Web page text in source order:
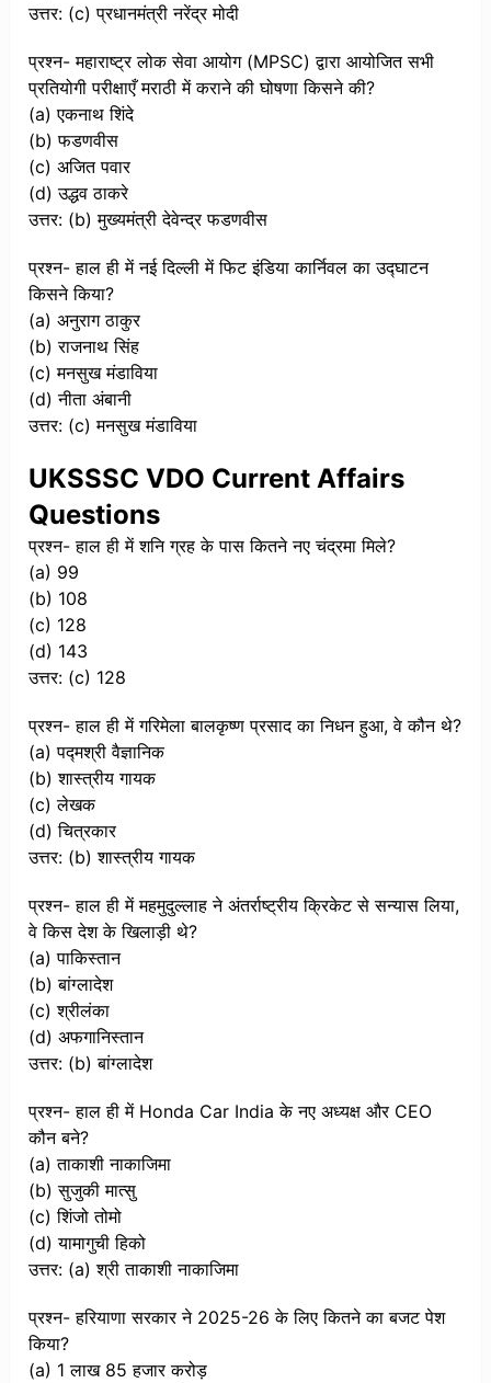
उत्तर: (c) प्रधानमंत्री नरेंद्र मोदी
प्रश्न- महाराष्ट्र लोक सेवा आयोग (MPSC) द्वारा आयोजित सभी
प्रतियोगी परीक्षाएँ मराठी में कराने की घोषणा किसने की?
(a) एकनाथ शिंदे
(b) फडणवीस
(c) अजित पवार
(d) उद्धव ठाकरे
उत्तर: (b) मुख्यमंत्री देवेन्द्र फडणवीस
प्रश्न- हाल ही में नई दिल्ली में फिट इंडिया कार्निवल का उद्घाटन
किसने किया?
(a) अनुराग ठाकुर
(b) राजनाथ सिंह
(c) मनसुख मंडाविया
(d) नीता अंबानी
उत्तर: (c) मनसुख मंडाविया
UKSSSC VDO Current Affairs
Questions
प्रश्न- हाल ही में शनि ग्रह के पास कितने नए चंद्रमा मिले?
(a) 99
(b) 108
(c) 128
(d) 143
उत्तर: (c) 128
प्रश्न- हाल ही में गरिमेला बालकृष्ण प्रसाद का निधन हुआ, वे कौन थे?
(a) पद्मश्री वैज्ञानिक
(b) शास्त्रीय गायक
(c) लेखक
(d) चित्रकार
उत्तर: (b) शास्त्रीय गायक
प्रश्न- हाल ही में महमुदुल्लाह ने अंतर्राष्ट्रीय क्रिकेट से सन्यास लिया,
वे किस देश के खिलाड़ी थे?
(a) पाकिस्तान
(b) बांग्लादेश
(c) श्रीलंका
(d) अफगानिस्तान
उत्तर: (b) बांग्लादेश
प्रश्न- हाल ही में Honda Car India के नए अध्यक्ष और CEO
कौन बने?
(a) ताकाशी नाकाजिमा
(b) सुजुकी मात्सु
(c) शिंजो तोमो
(d) यामागुची हिको
उत्तर: (a) श्री ताकाशी नाकाजिमा
प्रश्न- हरियाणा सरकार ने 2025-26 के लिए कितने का बजट पेश
किया?
(a) 1 लाख 85 हजार करोड़